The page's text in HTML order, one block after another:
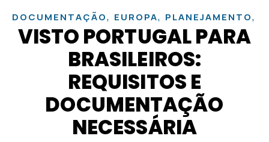
DOCUMENTAÇÃO, EUROPA, PLANEJAMENTO,
VISTO PORTUGAL PARA
BRASILEIROS:
REQUISITOS E
DOCUMENTAÇÃO
NECESSÁRIA